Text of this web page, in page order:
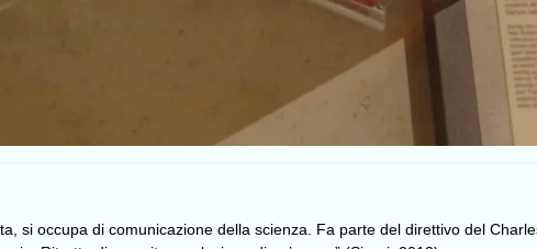
si occupa di comunicazione della scienza. Fa parte del direttivo del